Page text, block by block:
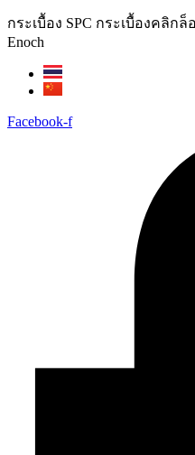
Skip
to
content
กระเบื้อง SPC กระเบื้องคลิกล็
Enoch
Facebook-f